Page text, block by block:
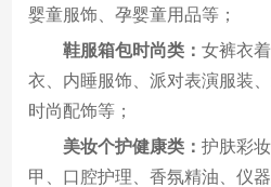
婴童服饰、孕婴童用品等；
鞋服箱包时尚类：女裤衣
衣、内睡服饰、派对表演服装
时尚配饰等；
美妆个护健康类：护肤彩
甲、口腔护理、香氛精油、仪器